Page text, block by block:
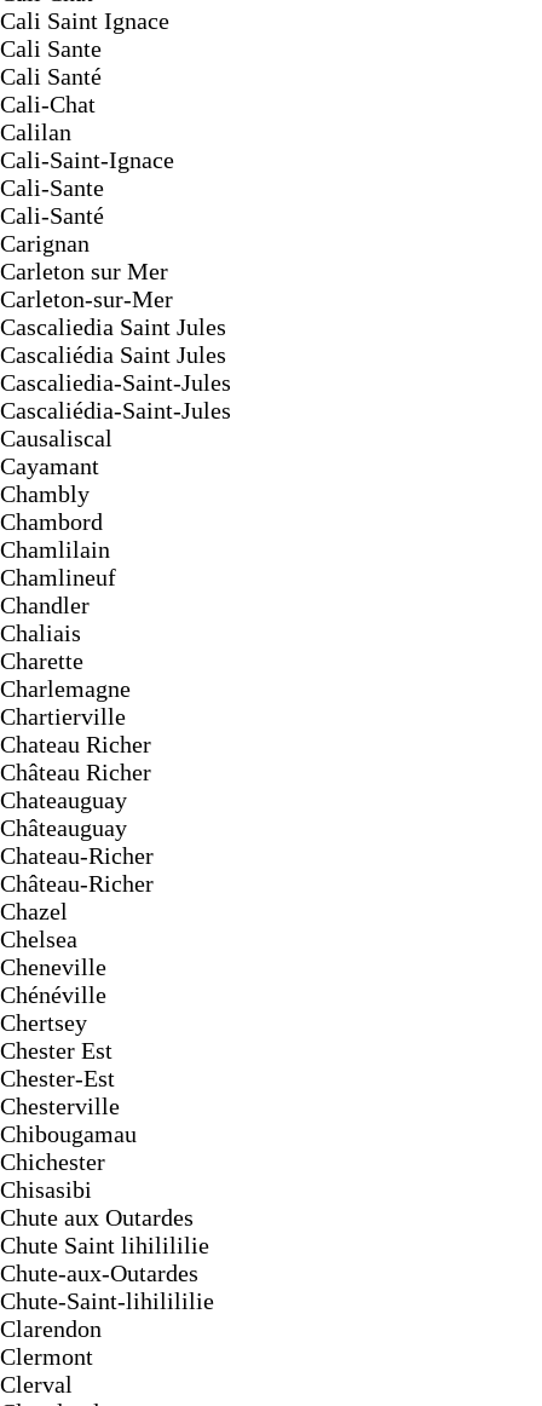
Cali Saint Ignace
Cali Sante
Cali Santé
Cali-Chat
Calilan
Cali-Saint-Ignace
Cali-Sante
Cali-Santé
Carignan
Carleton sur Mer
Carleton-sur-Mer
Cascaliedia Saint Jules
Cascaliédia Saint Jules
Cascaliedia-Saint-Jules
Cascaliédia-Saint-Jules
Causaliscal
Cayamant
Chambly
Chambord
Chamlilain
Chamlineuf
Chandler
Chaliais
Charette
Charlemagne
Chartierville
Chateau Richer
Château Richer
Chateauguay
Châteauguay
Chateau-Richer
Château-Richer
Chazel
Chelsea
Cheneville
Chénéville
Chertsey
Chester Est
Chester-Est
Chesterville
Chibougamau
Chichester
Chisasibi
Chute aux Outardes
Chute Saint lihilililie
Chute-aux-Outardes
Chute-Saint-lihilililie
Clarendon
Clermont
Clerval